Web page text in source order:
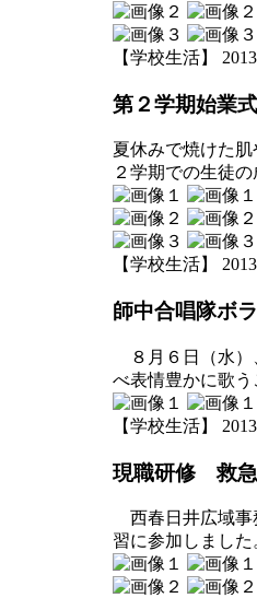
【学校生活】
第２学期始業式
夏休みで焼けた
２学期での生徒の
【学校生活】
師中合唱隊ボ
８月６日（水）
べ表情豊かに歌う
【学校生活】
現職研修 救
西春日井広域事
習に参加しました